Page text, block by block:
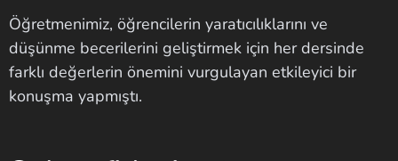
Öğretmenimiz, öğrencilerin yaratıcılıklarını ve
düşünme becerilerini geliştirmek için her dersinde
farklı değerlerin önemini vurgulayan etkileyici bir
konuşma yapmıştı.